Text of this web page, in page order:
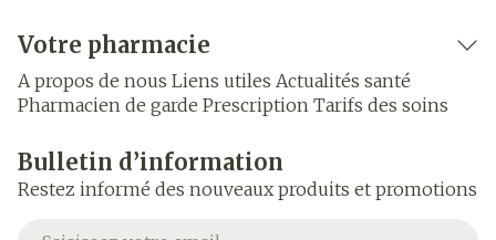
Votre pharmacie
A propos de nous Liens utiles Actualités santé
Pharmacien de garde Prescription Tarifs des soins
Bulletin d’information
Restez informé des nouveaux produits et promotions
Adresse mail